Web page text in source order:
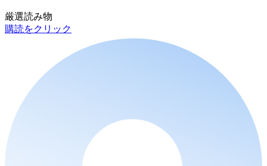
厳選読み物
購読をクリック